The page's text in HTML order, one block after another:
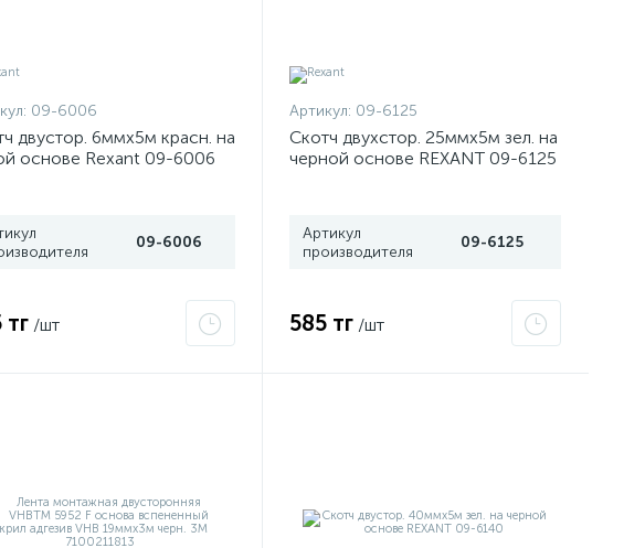
09-6006
двустор. 6ммх5м красн. на
основе Rexant 09-6006
09-6006
тг /шт
Артикул: 09-6125
Скотч двухстор. 25ммх5м зел. на
черной основе REXANT 09-6125
Артикул
производителя
09-6125
585 тг /шт